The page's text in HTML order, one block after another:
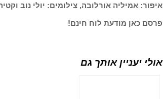
איפור: אמיליה אורלובה, צילומים: יולי נוב
פרסם כאן מודעת לוח חינם!
אולי יעניין אותך גם